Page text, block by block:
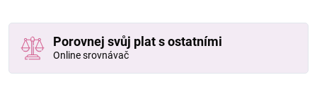
Porovnej svůj plat s ostatními
Online srovnávač